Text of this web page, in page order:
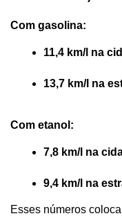
Com gasolina:
11,4 km/l na
13,7 km/l na
Com etanol:
7,8 km/l na
9,4 km/l na
Esses números